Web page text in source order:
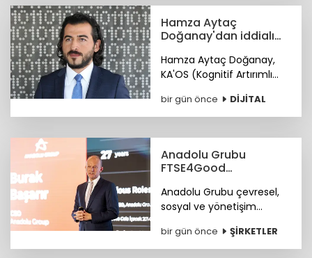
Hamza Aytaç
Doğanay'dan iddialı
Hamza Aytaç Doğanay,
KA'OS (Kognitif Artırımlı
siber güvenlik yazılımları
konusunda iddialı.
bir gün önce DİJİTAL
Anadolu Grubu
FTSE4Good
Anadolu Grubu çevresel,
sosyal ve yönetişim
yaklaşımı ile FTSE4Good
Endeksi’nde.
bir gün önce ŞİRKETLER